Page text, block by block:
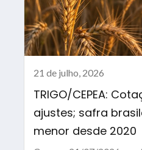
21 de julho, 2026
TRIGO/CEPEA:
ajustes; safra
menor desde 2020